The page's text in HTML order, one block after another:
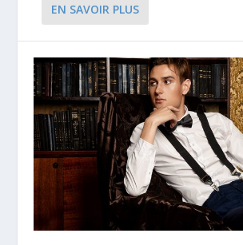
EN SAVOIR PLUS